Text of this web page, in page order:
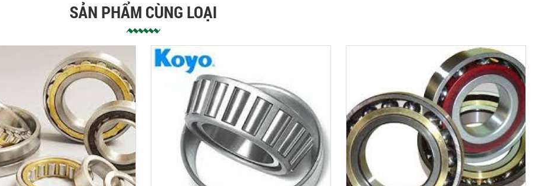
SẢN PHẨM CÙNG LOẠI
Vòng bi NTN thay đổi bao bì mới
vòng bi NTN thay đổi bao bì mới,
Công ty NTN được thành lập năm
1918 tại Nhật Bản
Vòng bi bạc đạn TIMKEN (USA)
368/363D+X3S-368